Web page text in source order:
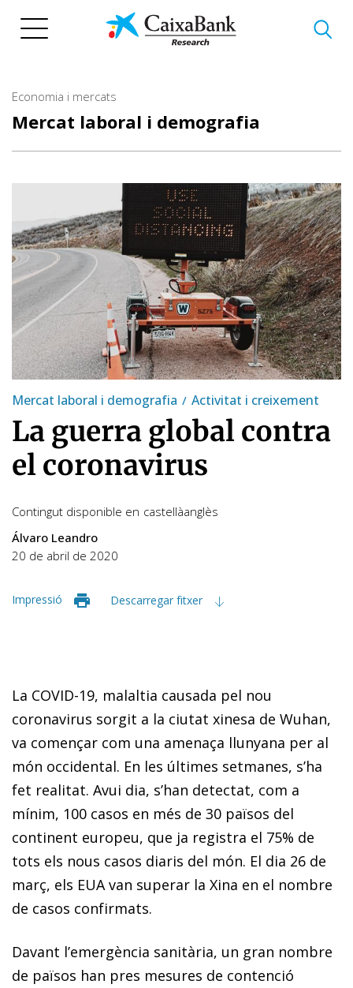
Economia i mercats
Mercat laboral i demografia
Mercat laboral i demografia Activitat i creixement
La guerra global contra
el coronavirus
Contingut disponible en castellàanglès
Álvaro Leandro
20 de abril de 2020
Impressió Descarregar fitxer
La COVID-19, malaltia causada pel nou
coronavirus sorgit a la ciutat xinesa de Wuhan,
va començar com una amenaça llunyana per al
món occidental. En les últimes setmanes, s’ha
fet realitat. Avui dia, s’han detectat, com a
mínim, 100 casos en més de 30 països del
continent europeu, que ja registra el 75% de
tots els nous casos diaris del món. El dia 26 de
març, els EUA van superar la Xina en el nombre
de casos confirmats.
Davant l’emergència sanitària, un gran nombre
de països han pres mesures de contenció